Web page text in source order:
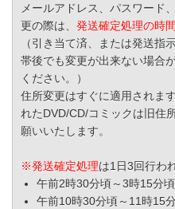
メールアドレス、パスワード
更の際は、 発送確定処理の時
（引き当て済、または発送指
帯後でも変更が出来ない場合
ください。）
住所変更はすぐに適用されま
れたDVD/CD/コミックは旧住
願いいたします。
※発送確定処理は1日3回行わ
午前2時30分頃～3時15分頃
午前10時30分頃～11時15